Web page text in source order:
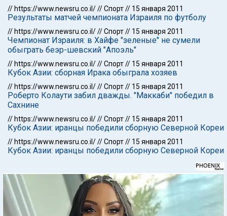
// https://www.newsru.co.il///Спорт// 15 января 2011
Результаты матчей чемпионата Израиля по футболу
// https://www.newsru.co.il///Спорт// 15 января 2011
Чемпионат Израиля: в Хайфе "зеленые" не сумели
обыграть беэр-шевский "Апоэль"
// https://www.newsru.co.il///Спорт// 15 января 2011
Кубок Азии: сборная Ирака обыграла хозяев
// https://www.newsru.co.il///Спорт// 15 января 2011
Роберто Колаути забил дважды. "Маккаби" победил в
Сахнине
// https://www.newsru.co.il///Спорт// 15 января 2011
Кубок Азии: иранцы победили сборную Северной Кореи
// https://www.newsru.co.il///Спорт// 15 января 2011
Кубок Азии: иранцы победили сборную Северной Кореи